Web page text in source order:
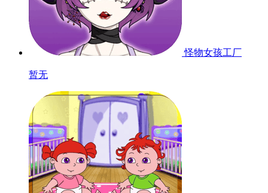
怪物女孩工厂
暂无